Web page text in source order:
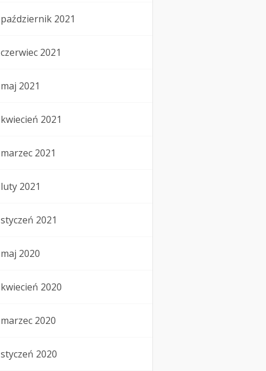
październik 2021
czerwiec 2021
maj 2021
kwiecień 2021
marzec 2021
luty 2021
styczeń 2021
maj 2020
kwiecień 2020
marzec 2020
styczeń 2020